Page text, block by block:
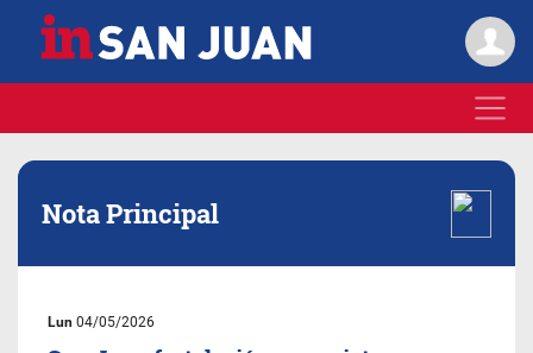
Nota Principal
Lun 04/05/2026